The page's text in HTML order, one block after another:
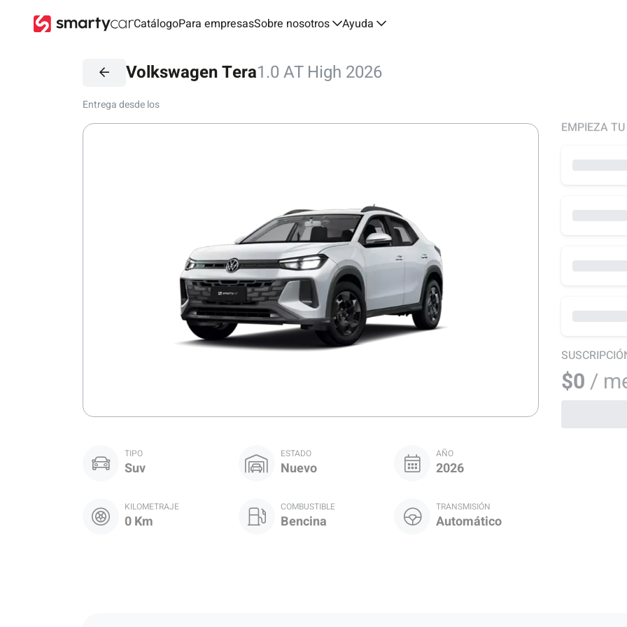
CatálogoPara empresasSobre nosotros Ayuda
Volkswagen Tera1.0 AT High 2026
Entrega desde los
TIPO
Suv
ESTADO
Nuevo
AÑO
2026
KILOMETRAJE
0 Km
COMBUSTIBLE
Bencina
TRANSMISIÓN
Automático
EMPIEZA
$0/